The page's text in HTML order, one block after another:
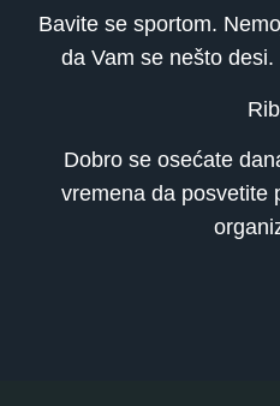
Bavite se sportom.
da Vam se nešto
Dobro se osećate
vremena da posvetite